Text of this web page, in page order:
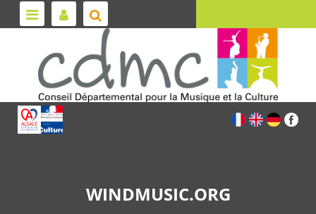
WINDMUSIC.ORG